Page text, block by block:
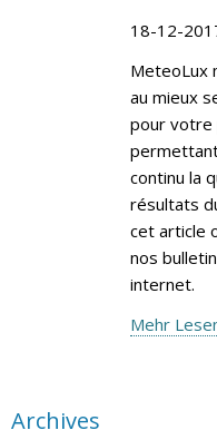
18-12-
MeteoLux
au mieux
pour votre
continu la
résultats
cet article
nos
internet.
Mehr
Archives